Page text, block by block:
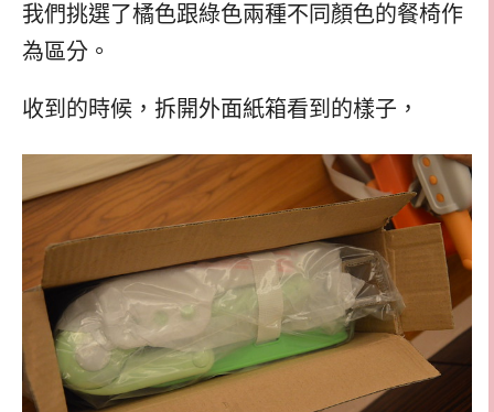
我們挑選了橘色跟綠色兩種不同顏色的餐椅作
為區分。
收到的時候，拆開外面紙箱看到的樣子，